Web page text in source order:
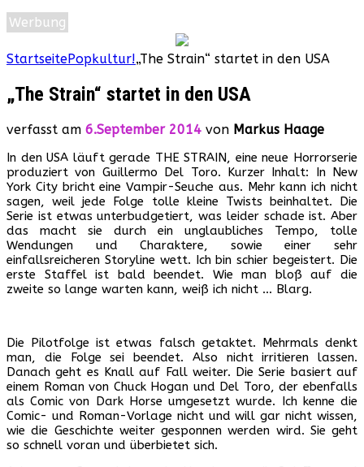
Werbung
StartseitePopkultur!„The Strain“ startet in den USA
„The Strain“ startet in den USA
verfasst am 6.September 2014 von Markus Haage
In den USA läuft gerade THE STRAIN, eine neue Horrorserie
produziert von Guillermo Del Toro. Kurzer Inhalt: In New
York City bricht eine Vampir-Seuche aus. Mehr kann ich nicht
sagen, weil jede Folge tolle kleine Twists beinhaltet. Die
Serie ist etwas unterbudgetiert, was leider schade ist. Aber
das macht sie durch ein unglaubliches Tempo, tolle
Wendungen und Charaktere, sowie einer sehr
einfallsreicheren Storyline wett. Ich bin schier begeistert. Die
erste Staffel ist bald beendet. Wie man bloß auf die
zweite so lange warten kann, weiß ich nicht … Blarg.
Die Pilotfolge ist etwas falsch getaktet. Mehrmals denkt
man, die Folge sei beendet. Also nicht irritieren lassen.
Danach geht es Knall auf Fall weiter. Die Serie basiert auf
einem Roman von Chuck Hogan und Del Toro, der ebenfalls
als Comic von Dark Horse umgesetzt wurde. Ich kenne die
Comic- und Roman-Vorlage nicht und will gar nicht wissen,
wie die Geschichte weiter gesponnen werden wird. Sie geht
so schnell voran und überbietet sich.